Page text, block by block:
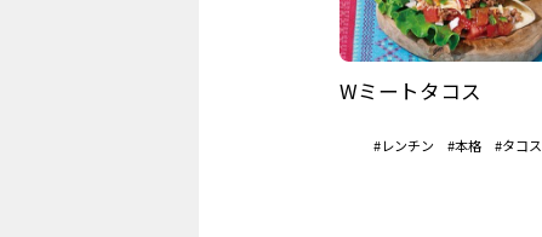
Wミートタコス
#レンチン #本格 #タコス